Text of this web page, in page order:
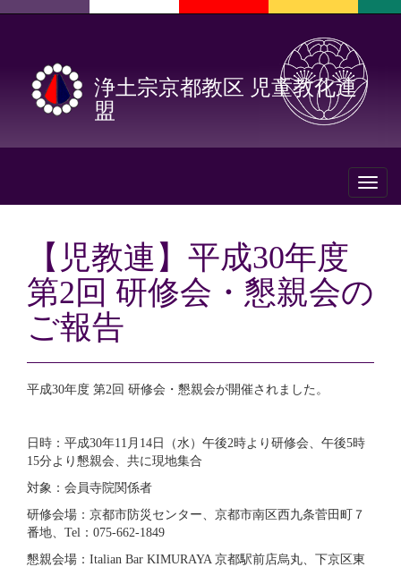
浄土宗京都教区 児童教化連
盟
Toggle
【児教連】平成30年度
第2回 研修会・懇親会の
ご報告
平成30年度 第2回 研修会・懇親会が開催されました。
日時：平成30年11月14日（水）午後2時より研修会、午後5時
15分より懇親会、共に現地集合
対象：会員寺院関係者
研修会場：京都市防災センター、京都市南区西九条菅田町７
番地、Tel：075-662-1849
懇親会場：Italian Bar KIMURAYA 京都駅前店烏丸、下京区東